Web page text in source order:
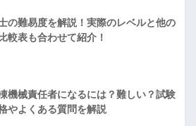
の難易度を解説！実際のレベルと他の
較表も合わせて紹介！
機械責任者になるには？難しい？試験
やよくある質問を解説